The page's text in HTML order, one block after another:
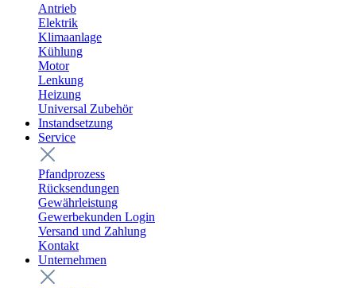
Antrieb
Elektrik
Klimaanlage
Kühlung
Motor
Lenkung
Heizung
Universal Zubehör
Instandsetzung
Service
Pfandprozess
Rücksendungen
Gewährleistung
Gewerbekunden Login
Versand und Zahlung
Kontakt
Unternehmen